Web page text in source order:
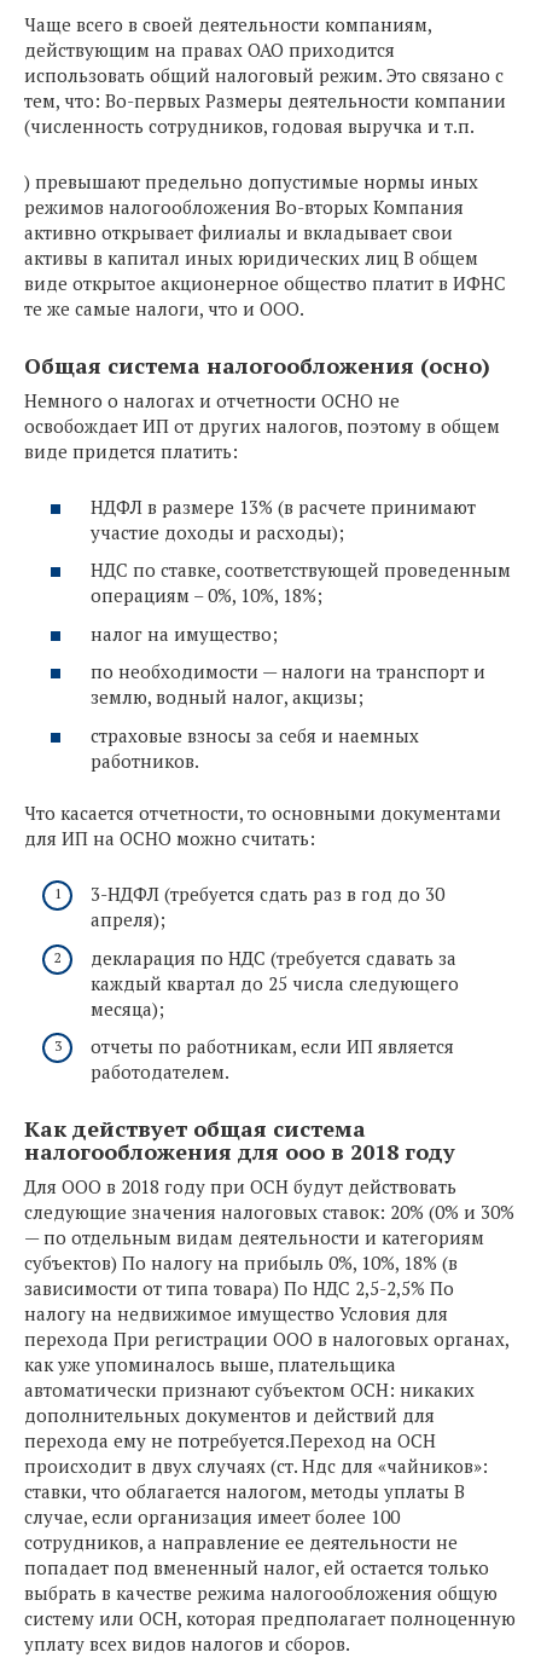
Чаще всего в своей деятельности компаниям,
действующим на правах ОАО приходится
использовать общий налоговый режим. Это связано с
тем, что: Во-первых Размеры деятельности компании
(численность сотрудников, годовая выручка и т.п.
) превышают предельно допустимые нормы иных
режимов налогообложения Во-вторых Компания
активно открывает филиалы и вкладывает свои
активы в капитал иных юридических лиц В общем
виде открытое акционерное общество платит в ИФНС
те же самые налоги, что и ООО.
Общая система налогообложения (осно)
Немного о налогах и отчетности ОСНО не
освобождает ИП от других налогов, поэтому в общем
виде придется платить:
НДФЛ в размере 13% (в расчете принимают
участие доходы и расходы);
НДС по ставке, соответствующей проведенным
операциям – 0%, 10%, 18%;
налог на имущество;
по необходимости — налоги на транспорт и
землю, водный налог, акцизы;
страховые взносы за себя и наемных
работников.
Что касается отчетности, то основными документами
для ИП на ОСНО можно считать:
3-НДФЛ (требуется сдать раз в год до 30
апреля);
декларация по НДС (требуется сдавать за
каждый квартал до 25 числа следующего
месяца);
отчеты по работникам, если ИП является
работодателем.
Как действует общая система
налогообложения для ооо в 2018 году
Для ООО в 2018 году при ОСН будут действовать
следующие значения налоговых ставок: 20% (0% и 30%
— по отдельным видам деятельности и категориям
субъектов) По налогу на прибыль 0%, 10%, 18% (в
зависимости от типа товара) По НДС 2,5-2,5% По
налогу на недвижимое имущество Условия для
перехода При регистрации ООО в налоговых органах,
как уже упоминалось выше, плательщика
автоматически признают субъектом ОСН: никаких
дополнительных документов и действий для
перехода ему не потребуется.Переход на ОСН
происходит в двух случаях (ст. Ндс для «чайников»:
ставки, что облагается налогом, методы уплаты В
случае, если организация имеет более 100
сотрудников, а направление ее деятельности не
попадает под вмененный налог, ей остается только
выбрать в качестве режима налогообложения общую
систему или ОСН, которая предполагает полноценную
уплату всех видов налогов и сборов.